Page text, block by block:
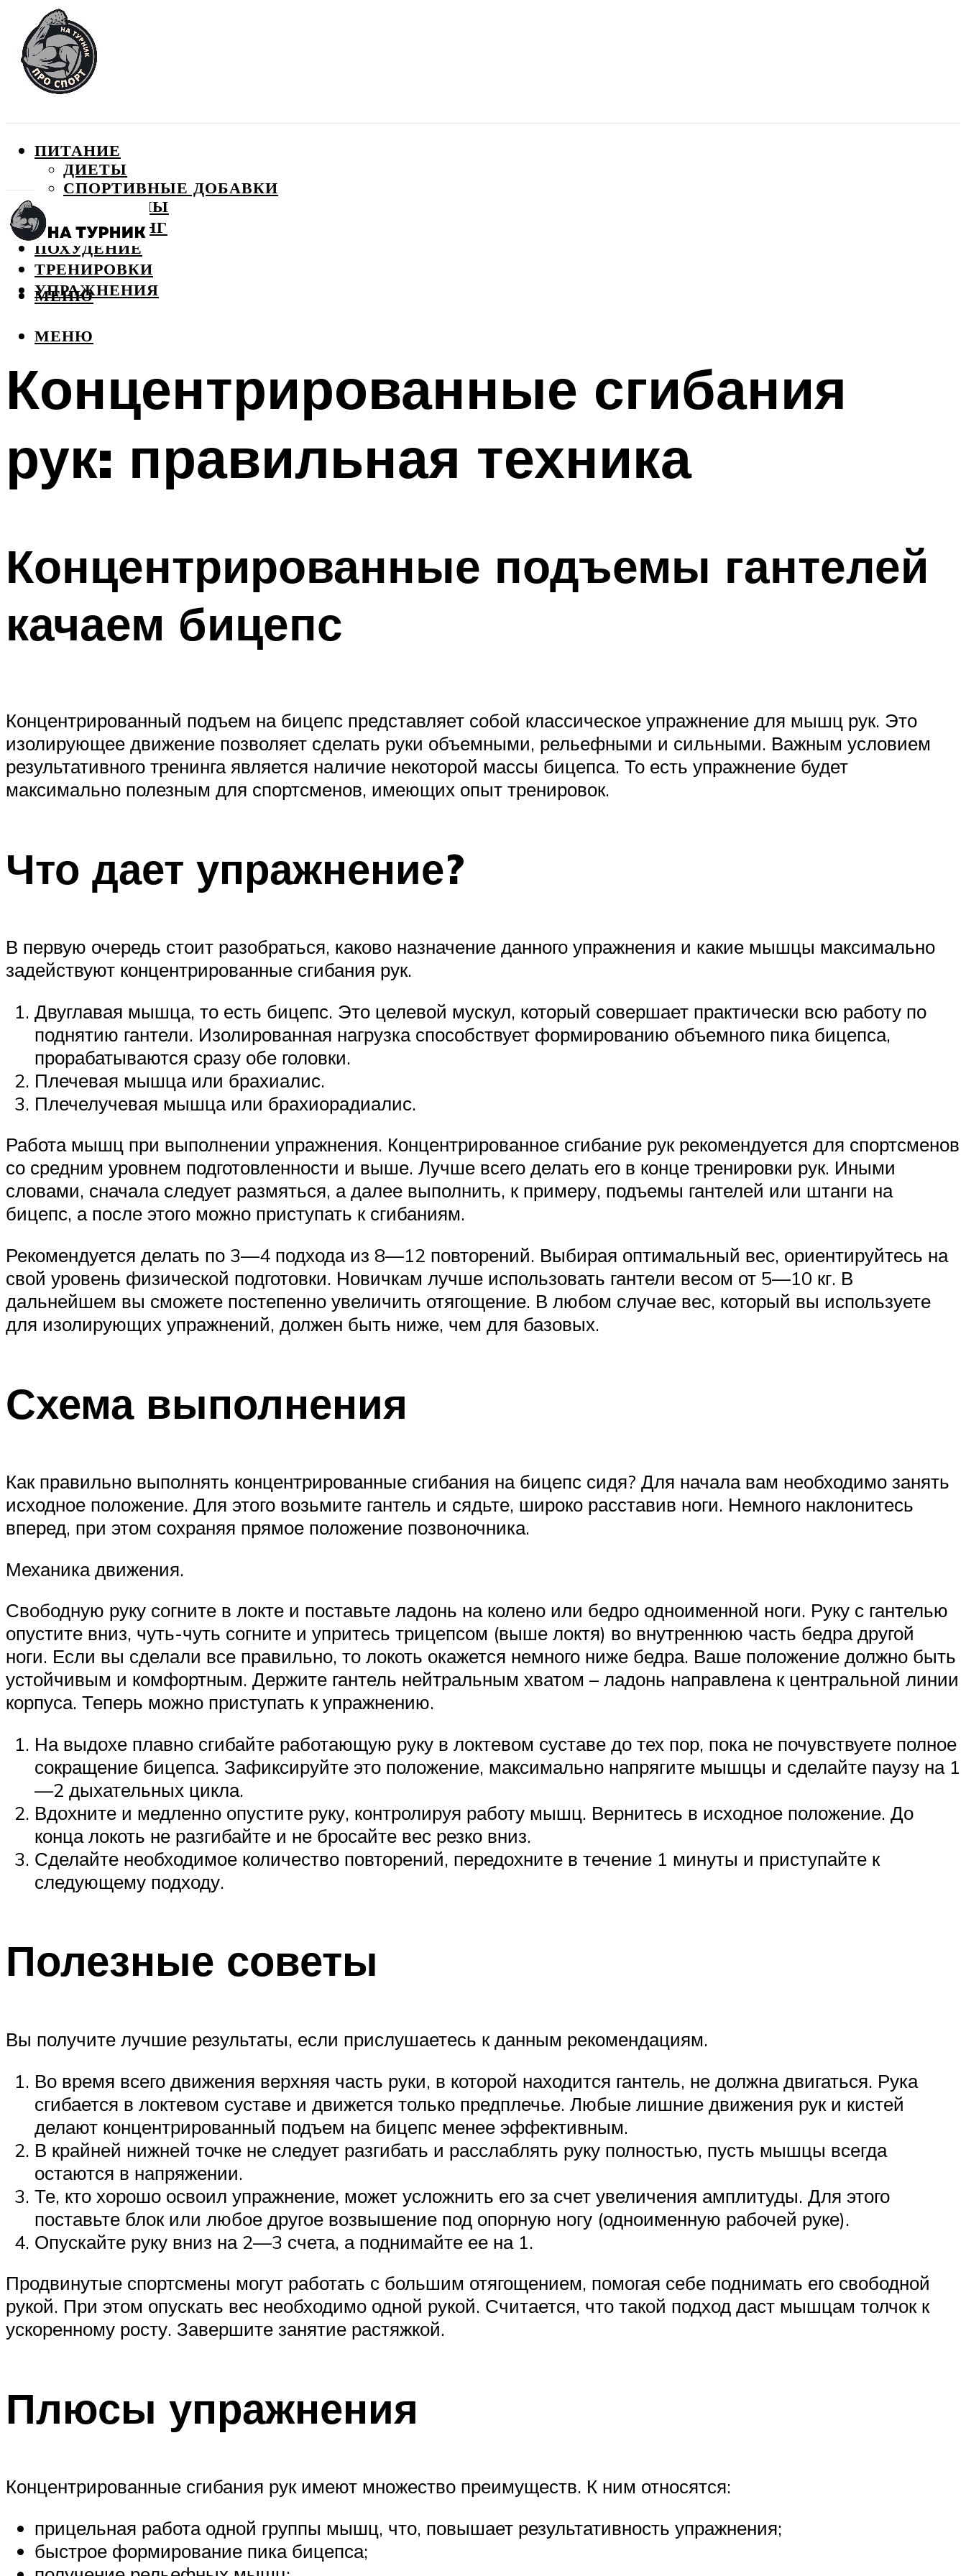
ПИТАНИЕ
ДИЕТЫ
СПОРТИВНЫЕ ДОБАВКИ
ВИТАМИНЫ
БОДИБИЛДИНГ
ПОХУДЕНИЕ
ТРЕНИРОВКИ
УПРАЖНЕНИЯ
МЕНЮ
МЕНЮ
Концентрированные сгибания
рук: правильная техника
Концентрированные подъемы гантелей
качаем бицепс
Концентрированный подъем на бицепс представляет собой классическое упражнение для мышц рук. Это
изолирующее движение позволяет сделать руки объемными, рельефными и сильными. Важным условием
результативного тренинга является наличие некоторой массы бицепса. То есть упражнение будет
максимально полезным для спортсменов, имеющих опыт тренировок.
Что дает упражнение?
В первую очередь стоит разобраться, каково назначение данного упражнения и какие мышцы максимально
задействуют концентрированные сгибания рук.
Двуглавая мышца, то есть бицепс. Это целевой мускул, который совершает практически всю работу по
поднятию гантели. Изолированная нагрузка способствует формированию объемного пика бицепса,
прорабатываются сразу обе головки.
Плечевая мышца или брахиалис.
Плечелучевая мышца или брахиорадиалис.
Работа мышц при выполнении упражнения. Концентрированное сгибание рук рекомендуется для спортсменов
со средним уровнем подготовленности и выше. Лучше всего делать его в конце тренировки рук. Иными
словами, сначала следует размяться, а далее выполнить, к примеру, подъемы гантелей или штанги на
бицепс, а после этого можно приступать к сгибаниям.
Рекомендуется делать по 3—4 подхода из 8—12 повторений. Выбирая оптимальный вес, ориентируйтесь на
свой уровень физической подготовки. Новичкам лучше использовать гантели весом от 5—10 кг. В
дальнейшем вы сможете постепенно увеличить отягощение. В любом случае вес, который вы используете
для изолирующих упражнений, должен быть ниже, чем для базовых.
Схема выполнения
Как правильно выполнять концентрированные сгибания на бицепс сидя? Для начала вам необходимо занять
исходное положение. Для этого возьмите гантель и сядьте, широко расставив ноги. Немного наклонитесь
вперед, при этом сохраняя прямое положение позвоночника.
Механика движения.
Свободную руку согните в локте и поставьте ладонь на колено или бедро одноименной ноги. Руку с гантелью
опустите вниз, чуть-чуть согните и упритесь трицепсом (выше локтя) во внутреннюю часть бедра другой
ноги. Если вы сделали все правильно, то локоть окажется немного ниже бедра. Ваше положение должно быть
устойчивым и комфортным. Держите гантель нейтральным хватом – ладонь направлена к центральной линии
корпуса. Теперь можно приступать к упражнению.
На выдохе плавно сгибайте работающую руку в локтевом суставе до тех пор, пока не почувствуете полное
сокращение бицепса. Зафиксируйте это положение, максимально напрягите мышцы и сделайте паузу на 1
—2 дыхательных цикла.
Вдохните и медленно опустите руку, контролируя работу мышц. Вернитесь в исходное положение. До
конца локоть не разгибайте и не бросайте вес резко вниз.
Сделайте необходимое количество повторений, передохните в течение 1 минуты и приступайте к
следующему подходу.
Полезные советы
Вы получите лучшие результаты, если прислушаетесь к данным рекомендациям.
Во время всего движения верхняя часть руки, в которой находится гантель, не должна двигаться. Рука
сгибается в локтевом суставе и движется только предплечье. Любые лишние движения рук и кистей
делают концентрированный подъем на бицепс менее эффективным.
В крайней нижней точке не следует разгибать и расслаблять руку полностью, пусть мышцы всегда
остаются в напряжении.
Те, кто хорошо освоил упражнение, может усложнить его за счет увеличения амплитуды. Для этого
поставьте блок или любое другое возвышение под опорную ногу (одноименную рабочей руке).
Опускайте руку вниз на 2—3 счета, а поднимайте ее на 1.
Продвинутые спортсмены могут работать с большим отягощением, помогая себе поднимать его свободной
рукой. При этом опускать вес необходимо одной рукой. Считается, что такой подход даст мышцам толчок к
ускоренному росту. Завершите занятие растяжкой.
Плюсы упражнения
Концентрированные сгибания рук имеют множество преимуществ. К ним относятся:
прицельная работа одной группы мышц, что, повышает результативность упражнения;
быстрое формирование пика бицепса;